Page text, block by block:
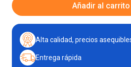
Añadir al carrito
Alta calidad, precios
Entrega rápida